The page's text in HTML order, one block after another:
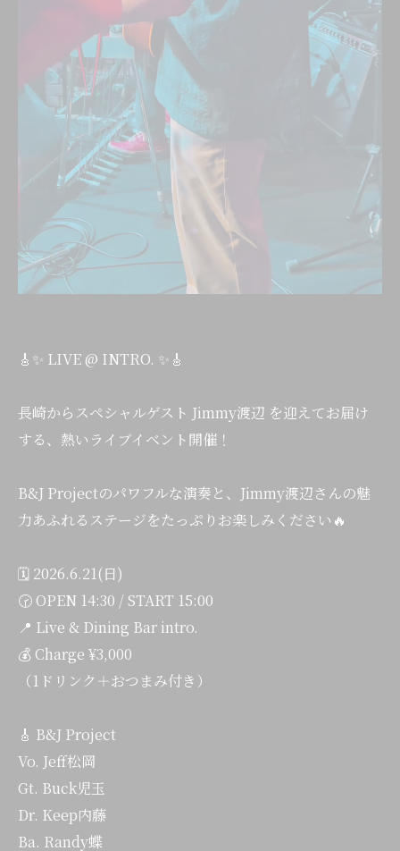
🎸✨ LIVE @ INTRO. ✨🎸
長崎からスペシャルゲスト Jimmy渡辺 を迎えてお届け
する、熱いライブイベント開催！
B&J Projectのパワフルな演奏と、Jimmy渡辺さんの魅
力あふれるステージをたっぷりお楽しみください🔥
🗓️ 2026.6.21(日)
🕝 OPEN 14:30 / START 15:00
📍 Live & Dining Bar intro.
💰 Charge ¥3,000
（1ドリンク＋おつまみ付き）
🎸 B&J Project
Vo. Jeff松岡
Gt. Buck児玉
Dr. Keep内藤
Ba. Randy蝶